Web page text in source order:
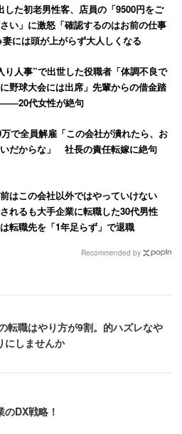
月の有効求人倍率は1.13倍で、
はあるが改善している。ブラ
のはず、仕事がない日に転職活
れない。
63万人）やキャリコネニュース
SNSフォロワー
エスタント」を使用
q/G42CZUHP
」エピソードを教えてくださ
した初老男性客、店員の「9500円をご
い」に激怒「確認するのはお前の仕事
には頭が上がらず大人しくなる
り人事”で出世した役職者「体調不良で
野球大会には出席」先輩からの借金踏
代女性が絶句
で全員解雇「この会社が潰れたら、お
だからな」 社長の責任転嫁に絶句
はこの会社以外ではやっていけない
れるも大手企業に転職した30代男性
転職先を「1年足らず」で退職
Recommended by
転職はやり方が9割。的ハズレなや
にしませんか
DX戦略！